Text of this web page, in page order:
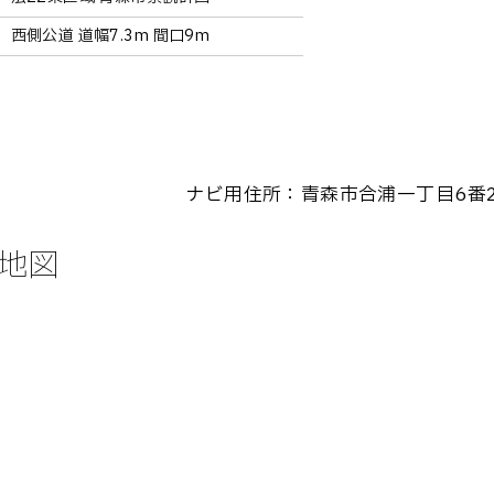
西側公道 道幅7.3m 間口9m
ナビ用住所：青森市合浦一丁目6
図